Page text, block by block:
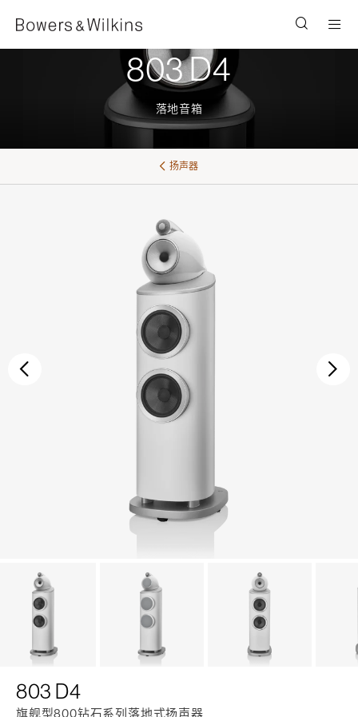
803 D4
落地音箱
扬声器
803 D4
旗舰型800钻石系列落地式扬声器